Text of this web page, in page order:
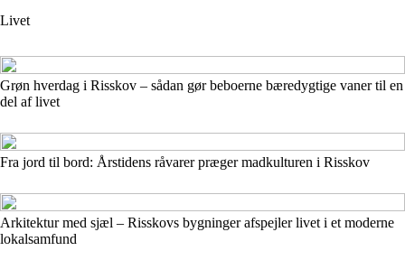
Livet
Grøn hverdag i Risskov – sådan gør beboerne bæredygtige vaner til en
del af livet
Fra jord til bord: Årstidens råvarer præger madkulturen i Risskov
Arkitektur med sjæl – Risskovs bygninger afspejler livet i et moderne
lokalsamfund